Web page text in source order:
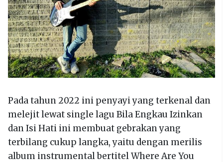
Pada tahun 2022 ini penyayi yang terkenal dan
melejit lewat single lagu Bila Engkau Izinkan
dan Isi Hati ini membuat gebrakan yang
terbilang cukup langka, yaitu dengan merilis
album instrumental bertitel Where Are You